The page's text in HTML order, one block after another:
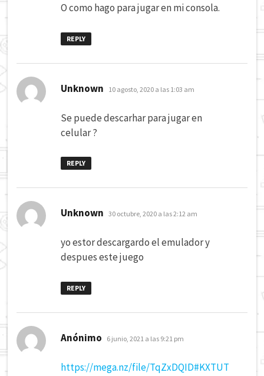
O como hago para jugar en mi consola.
REPLY
Unknown dice:
10 agosto, 2020 a las 1:03 am
Se puede descarhar para jugar en
celular ?
REPLY
Unknown dice:
30 octubre, 2020 a las 2:12 am
yo estor descargardo el emulador y
despues este juego
REPLY
Anónimo dice:
6 junio, 2021 a las 9:21 pm
https://mega.nz/file/TqZxDQID#KXTUT